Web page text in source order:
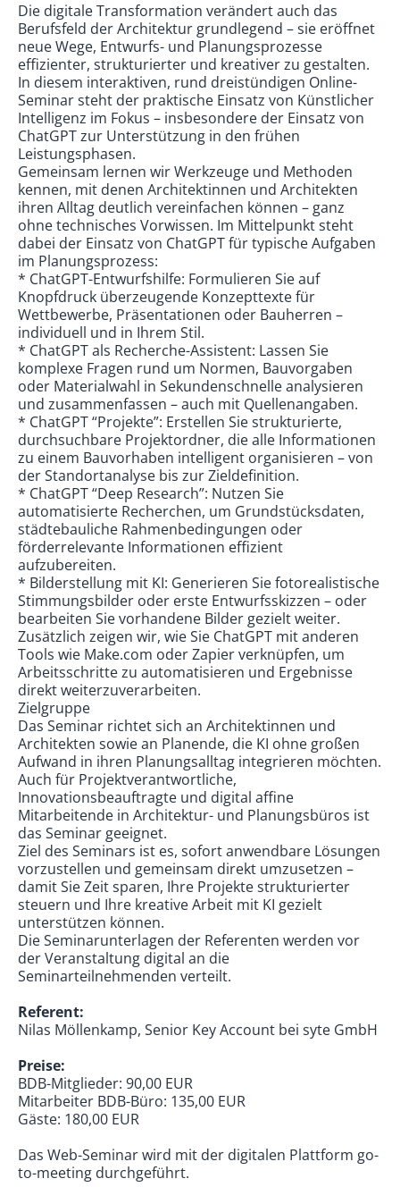
Die digitale Transformation verändert auch das
Berufsfeld der Architektur grundlegend – sie eröffnet
neue Wege, Entwurfs- und Planungsprozesse
effizienter, strukturierter und kreativer zu gestalten.
In diesem interaktiven, rund dreistündigen Online-
Seminar steht der praktische Einsatz von Künstlicher
Intelligenz im Fokus – insbesondere der Einsatz von
ChatGPT zur Unterstützung in den frühen
Leistungsphasen.
Gemeinsam lernen wir Werkzeuge und Methoden
kennen, mit denen Architektinnen und Architekten
ihren Alltag deutlich vereinfachen können – ganz
ohne technisches Vorwissen. Im Mittelpunkt steht
dabei der Einsatz von ChatGPT für typische Aufgaben
im Planungsprozess:
* ChatGPT-Entwurfshilfe: Formulieren Sie auf
Knopfdruck überzeugende Konzepttexte für
Wettbewerbe, Präsentationen oder Bauherren –
individuell und in Ihrem Stil.
* ChatGPT als Recherche-Assistent: Lassen Sie
komplexe Fragen rund um Normen, Bauvorgaben
oder Materialwahl in Sekundenschnelle analysieren
und zusammenfassen – auch mit Quellenangaben.
* ChatGPT “Projekte”: Erstellen Sie strukturierte,
durchsuchbare Projektordner, die alle Informationen
zu einem Bauvorhaben intelligent organisieren – von
der Standortanalyse bis zur Zieldefinition.
* ChatGPT “Deep Research”: Nutzen Sie
automatisierte Recherchen, um Grundstücksdaten,
städtebauliche Rahmenbedingungen oder
förderrelevante Informationen effizient
aufzubereiten.
* Bilderstellung mit KI: Generieren Sie fotorealistische
Stimmungsbilder oder erste Entwurfsskizzen – oder
bearbeiten Sie vorhandene Bilder gezielt weiter.
Zusätzlich zeigen wir, wie Sie ChatGPT mit anderen
Tools wie Make.com oder Zapier verknüpfen, um
Arbeitsschritte zu automatisieren und Ergebnisse
direkt weiterzuverarbeiten.
Zielgruppe
Das Seminar richtet sich an Architektinnen und
Architekten sowie an Planende, die KI ohne großen
Aufwand in ihren Planungsalltag integrieren möchten.
Auch für Projektverantwortliche,
Innovationsbeauftragte und digital affine
Mitarbeitende in Architektur- und Planungsbüros ist
das Seminar geeignet.
Ziel des Seminars ist es, sofort anwendbare Lösungen
vorzustellen und gemeinsam direkt umzusetzen –
damit Sie Zeit sparen, Ihre Projekte strukturierter
steuern und Ihre kreative Arbeit mit KI gezielt
unterstützen können.
Die Seminarunterlagen der Referenten werden vor
der Veranstaltung digital an die
Seminarteilnehmenden verteilt.
Referent:
Nilas Möllenkamp, Senior Key Account bei syte GmbH
Preise:
BDB-Mitglieder: 90,00 EUR
Mitarbeiter BDB-Büro: 135,00 EUR
Gäste: 180,00 EUR
Das Web-Seminar wird mit der digitalen Plattform go-
to-meeting durchgeführt.